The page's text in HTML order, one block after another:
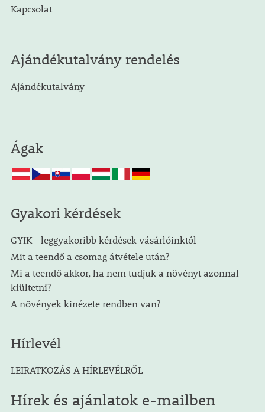
Kapcsolat
Ajándékutalvány rendelés
Ajándékutalvány
Ágak
Gyakori kérdések
GYIK - leggyakoribb kérdések vásárlóinktól
Mit a teendő a csomag átvétele után?
Mi a teendő akkor, ha nem tudjuk a növényt azonnal
kiültetni?
A növények kinézete rendben van?
Hírlevél
LEIRATKOZÁS A HÍRLEVÉLRŐL
Hírek és ajánlatok e-mailben